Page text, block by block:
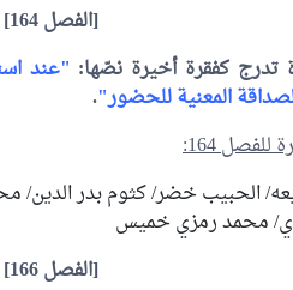
[الفصل 164]
"عند
المعنية للحضور".
164:
/الحبيب خضر/كثوم بدر الدين/
/محمد رمزي خميس
[الفصل 166]